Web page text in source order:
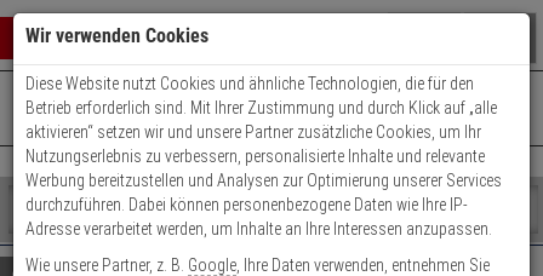
0 ARTIKEL IM WARENKORB
Ihr Warenkorb ist momentan leer.
Ergebnisse ()
Fertig
Shop
durchsuchen
Bitte
geben
Es
wurde
+49 (0)821 899 493-0Mo. - Do.: 8:00 - 16:30 | Fr.: 8:00 - 14:00 Uhr
Kontaktservice nutzen
Wir verwenden Cookies
Diese Website nutzt Cookies und ähnliche Technologien, die für den
Betrieb erforderlich sind. Mit Ihrer Zustimmung und durch Klick auf „alle
aktivieren“ setzen wir und unsere Partner zusätzliche Cookies, um Ihr
Nutzungserlebnis zu verbessern, personalisierte Inhalte und relevante
Werbung bereitzustellen und Analysen zur Optimierung unserer Services
durchzuführen. Dabei können personenbezogene Daten wie Ihre IP-
Adresse verarbeitet werden, um Inhalte an Ihre Interessen anzupassen.
Wie unsere Partner, z. B. Google , Ihre Daten verwenden, entnehmen Sie